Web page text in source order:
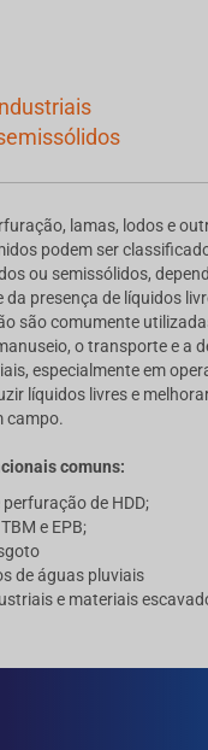
lamas, lodos e
podem ser
ou semissólidos,
da presença de líquidos
são comumente
o transporte e a
especialmente em
líquidos livres e
campo.
comuns:
perfuração de HDD;
e EPB;
de águas pluviais
e materiais